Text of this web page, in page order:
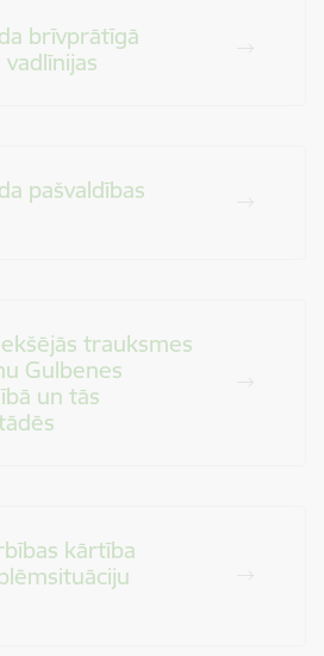
brīvprātīgā
pašvaldības
trauksmes
Gulbenes
un tās
kārtība